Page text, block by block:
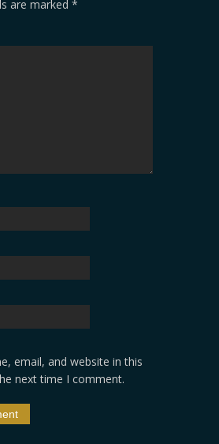
are marked *
email, and website in this
next time I comment.